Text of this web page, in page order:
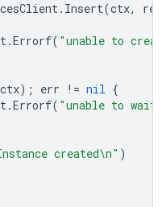
. Insert(ctx, req
.Errorf( "unable to
ctx); err != nil {
.Errorf( "unable to wait
created\n" )